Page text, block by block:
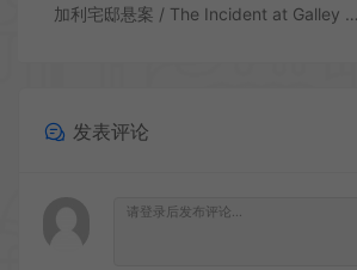
加利宅邸悬案 / The Incident at Galley House 侦探解密推理游戏
发表评论